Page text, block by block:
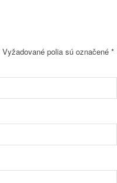
Vyžadované polia sú označené *